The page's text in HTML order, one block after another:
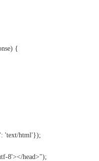
{
'text/html'});
8'></head>");